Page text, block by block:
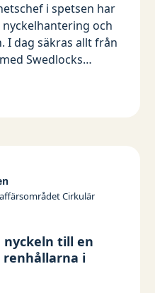
i spetsen har
och
I dag säkras allt från
Swedlocks
Cirkulär
nyckeln till en
i